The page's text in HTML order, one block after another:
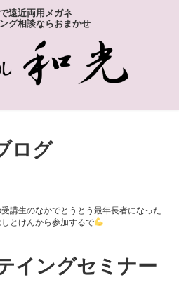
遠近両用メガネ
グ相談ならおまかせ
ログ
講生のなかでとうとう最年長者になった
とけんから参加するで
イングセミナー